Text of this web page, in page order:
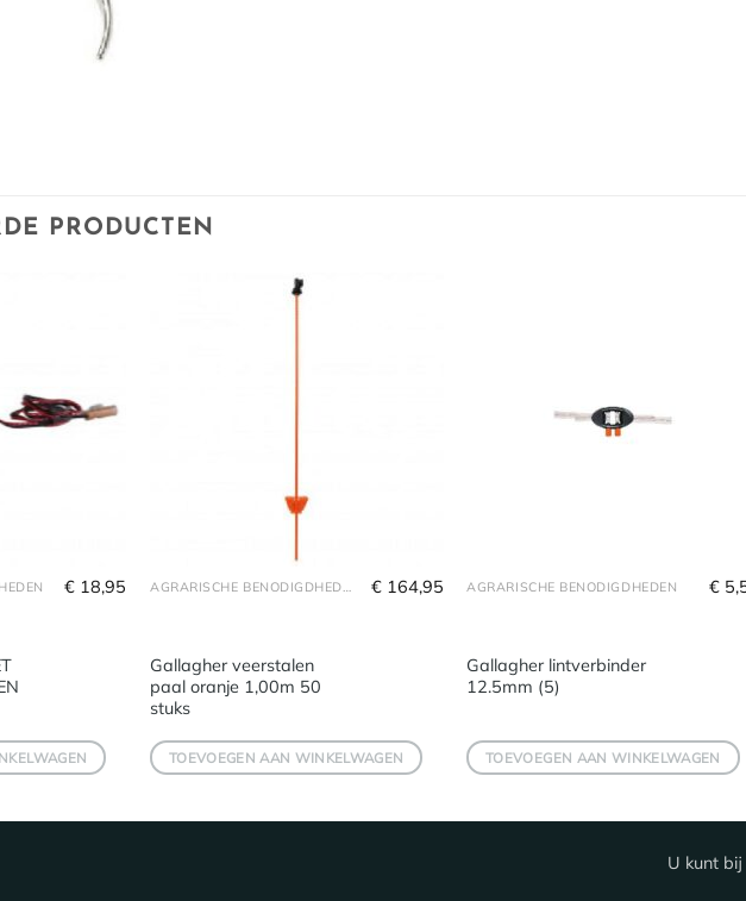
PRODUCTEN
€ 18,95 AGRARISCHE BENODIGDHEDEN
Gallagher veerstalen
paal oranje 1,00m 50
stuks
€164,95
TOEVOEGEN AAN WINKELWAGEN
AGRARISCHE BENODIGDHEDEN
Gallagher lintverbinder
12.5mm (5)
€
TOEVOEGEN AAN WINKELWAGEN
U kunt